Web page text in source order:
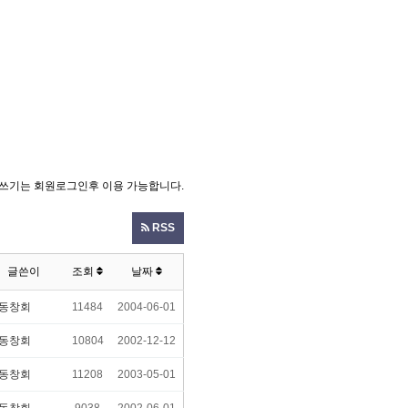
기는 회원로그인후 이용 가능합니다.
RSS
글쓴이 조회 날짜
창회 11484 2004-06-01
창회 10804 2002-12-12
창회 11208 2003-05-01